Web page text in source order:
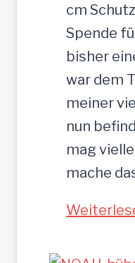
cm
Spende
bisher
war dem
meiner
nun
mag
mache